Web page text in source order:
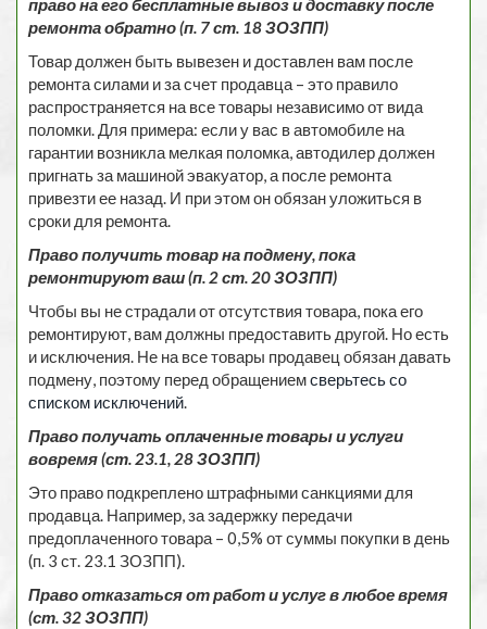
право на его бесплатные вывоз и доставку после
ремонта обратно (п. 7 ст. 18 ЗОЗПП)
Товар должен быть вывезен и доставлен вам после
ремонта силами и за счет продавца – это правило
распространяется на все товары независимо от вида
поломки. Для примера: если у вас в автомобиле на
гарантии возникла мелкая поломка, автодилер должен
пригнать за машиной эвакуатор, а после ремонта
привезти ее назад. И при этом он обязан уложиться в
сроки для ремонта.
Право получить товар на подмену, пока
ремонтируют ваш (п. 2 ст. 20 ЗОЗПП)
Чтобы вы не страдали от отсутствия товара, пока его
ремонтируют, вам должны предоставить другой. Но есть
и исключения. Не на все товары продавец обязан давать
подмену, поэтому перед обращениемсверьтесь со
списком исключений.
Право получать оплаченные товары и услуги
вовремя (ст. 23.1, 28 ЗОЗПП)
Это право подкреплено штрафными санкциями для
продавца. Например, за задержку передачи
предоплаченного товара – 0,5% от суммы покупки в день
(п. 3 ст. 23.1 ЗОЗПП).
Право отказаться от работ и услуг в любое время
(ст. 32 ЗОЗПП)